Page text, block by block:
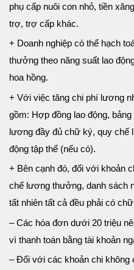
phụ cấp nuôi con nhỏ, tiền
trợ, trợ cấp khác.
+ Doanh nghiệp có thể hạch
thưởng theo năng suất lao
hoa hồng.
+ Với việc tăng chi phí lương
gồm: Hợp đồng lao động,
lương đầy đủ chữ ký, quy
động tập thể (nếu có).
+ Bên cạnh đó, đối với khoản
chế lương thưởng, danh sách
tất nhiên tất cả đều phải có
– Các hóa đơn dưới 20 triệu
vì thanh toán bằng tài khoản
– Đối với các khoản chi